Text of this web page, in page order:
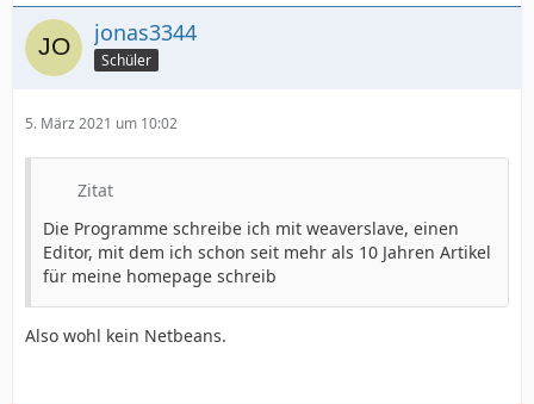
jonas3344
Schüler
5. März 2021 um 10:02
Zitat
Die Programme schreibe ich mit weaverslave, einen
Editor, mit dem ich schon seit mehr als 10 Jahren Artikel
für meine homepage schreib
Also wohl kein Netbeans.